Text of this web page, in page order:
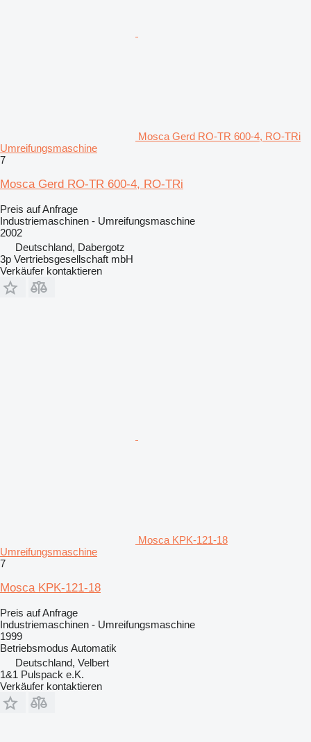
Mosca Gerd RO-TR 600-4, RO-TRi
Umreifungsmaschine
7
Mosca Gerd RO-TR 600-4, RO-TRi
Preis auf Anfrage
Industriemaschinen - Umreifungsmaschine
2002
Deutschland, Dabergotz
3p Vertriebsgesellschaft mbH
Verkäufer kontaktieren
Mosca KPK-121-18
Umreifungsmaschine
7
Mosca KPK-121-18
Preis auf Anfrage
Industriemaschinen - Umreifungsmaschine
1999
Betriebsmodus Automatik
Deutschland, Velbert
1&1 Pulspack e.K.
Verkäufer kontaktieren